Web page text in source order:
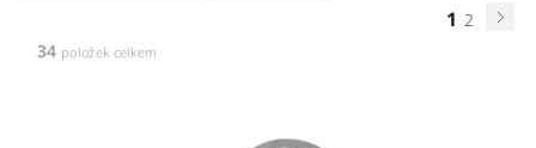
1 2
34 položek celkem